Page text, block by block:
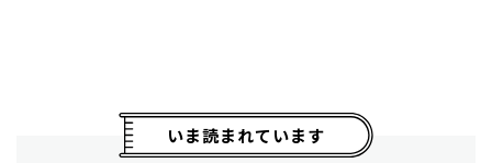
いま読まれています